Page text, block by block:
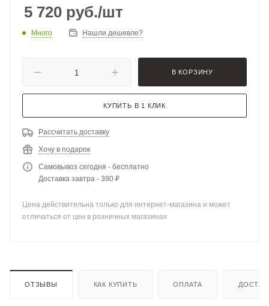
5 720 руб./шт
Много Нашли дешевле?
В КОРЗИНУ
КУПИТЬ В 1 КЛИК
Рассчитать доставку
Хочу в подарок
Самовывоз сегодня - бесплатно
Доставка завтра - 390 ₽
Цена действительна только для интернет-магазина и может
отличаться от цен в розничных магазинах
ОТЗЫВЫ КАК КУПИТЬ ОПЛАТА